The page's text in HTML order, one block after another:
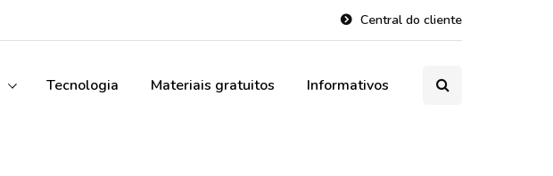
Central do cliente
Tecnologia Materiais gratuitos Informativos